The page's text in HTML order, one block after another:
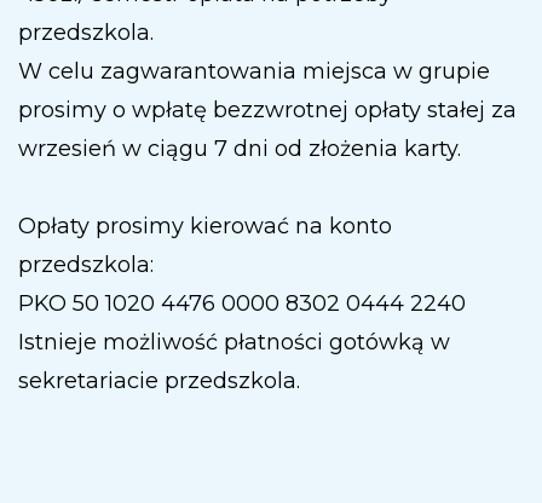
przedszkola.
W celu zagwarantowania miejsca w grupie
prosimy o wpłatę bezzwrotnej opłaty stałej za
wrzesień w ciągu 7 dni od złożenia karty.
Opłaty prosimy kierować na konto
przedszkola:
PKO 50 1020 4476 0000 8302 0444 2240
Istnieje możliwość płatności gotówką w
sekretariacie przedszkola.